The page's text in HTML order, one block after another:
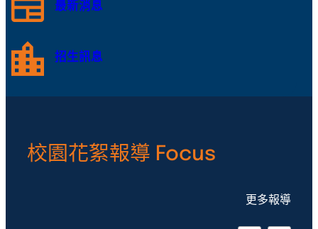
最新消息
招生訊息
校園花絮報導 Focus
更多報導